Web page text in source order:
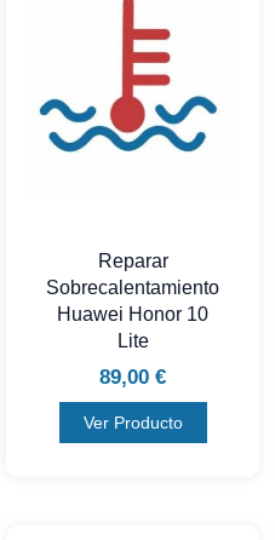
Reparar
Sobrecalentamiento
Huawei Honor 10
Lite
89,00 €
Ver Producto